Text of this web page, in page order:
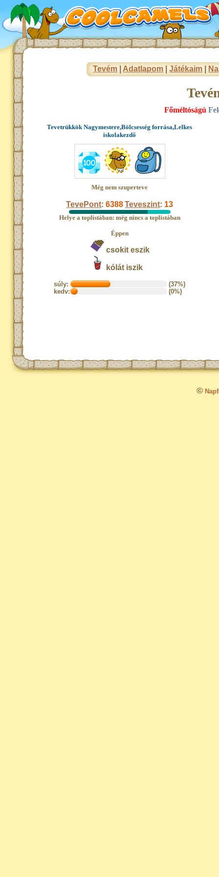
Tevém Adatlapom |Játékaim
Főméltóságú
Tevetrükkök Nagymestere,Bölcsesség forrása,Lelkes
iskolakezdő
Még nem szuperteve
TevePont:6388 Teveszint: 13
Helye a toplistában: még nincs a toplistában
Éppen
csokit eszik
kólát iszik
súly:
(37%)
kedv:
(0%)
©